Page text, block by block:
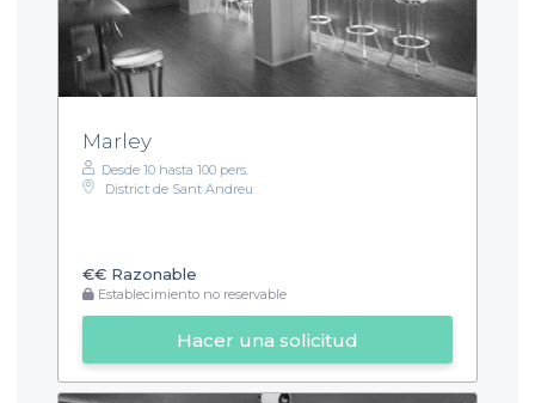
Marley
Desde 10 hasta 100 pers.
District de Sant Andreu
€€ Razonable
Establecimiento no reservable
Hacer una solicitud